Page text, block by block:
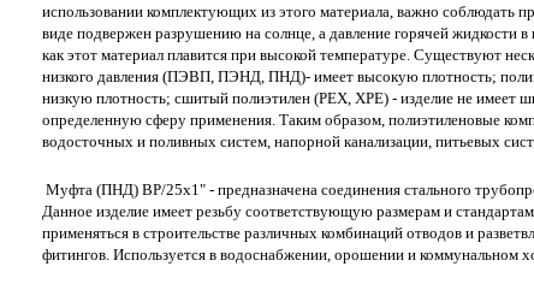
использовании комплектующих из этого материала, важно соблюдать
виде подвержен разрушению на солнце, а давление горячей жидкости
как этот материал плавится при высокой температуре. Существуют
низкого давления (ПЭВП, ПЭНД, ПНД)- имеет высокую плотность;
низкую плотность; сшитый полиэтилен (РЕХ, ХРЕ) - изделие не имеет
определенную сферу применения. Таким образом, полиэтиленовые
водосточных и поливных систем, напорной канализации, питьевых
Муфта (ПНД) ВР/25х1" - предназначена соединения стального
Данное изделие имеет резьбу соответствующую размерам и
применяться в строительстве различных комбинаций отводов и
фитингов. Используется в водоснабжении, орошении и коммунальном